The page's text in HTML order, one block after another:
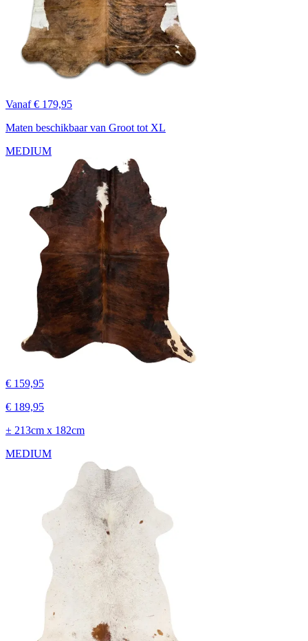
Vanaf € 179,95
Maten beschikbaar van Groot tot XL
MEDIUM
€ 159,95
€ 189,95
± 213cm x 182cm
MEDIUM